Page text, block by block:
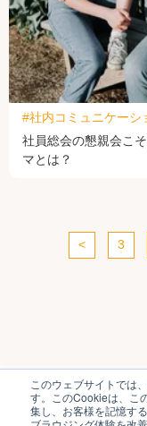
このウェブサイトでは
す。このCookieは、こ
集し、お客様を記憶す
社員総会の懇親会こ
マとは？
#社内コミュニケーシ
< 3
ブイキューブ
個人情報